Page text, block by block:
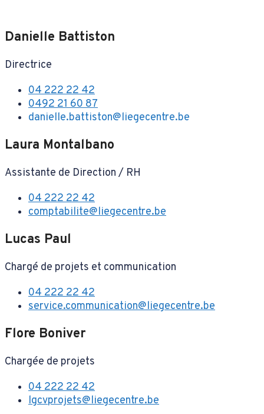
Danielle Battiston
Directrice
04 222 22 42
0492 21 60 87
danielle.battiston@liegecentre.be
Laura Montalbano
Assistante de Direction / RH
04 222 22 42
comptabilite@liegecentre.be
Lucas Paul
Chargé de projets et communication
04 222 22 42
service.communication@liegecentre.be
Flore Boniver
Chargée de projets
04 222 22 42
lgcvprojets@liegecentre.be